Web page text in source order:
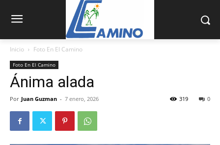
Inicio Foto En El Camino
Foto En El Camino
Ánima alada
Por Juan Guzman - 7 enero, 2026 0
319